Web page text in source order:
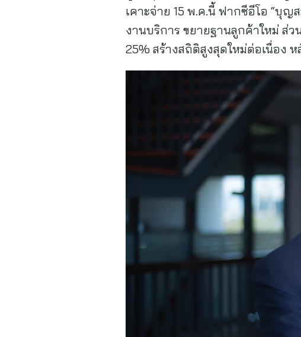
เคาะจ่าย 15 พ.ค.นี้ ฟากซีอีโอ “บุญ
งานบริการ ขยายฐานลูกค้าใหม่ ส่
25% สร้างสถิติสูงสุดใหม่ต่อเนื่อง